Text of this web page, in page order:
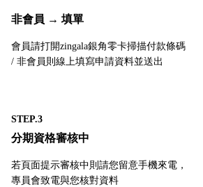
非會員 → 填單
會員請打開zingala銀角零卡掃描付款條碼
/ 非會員則線上填寫申請資料並送出
STEP.3
分期資格審核中
若頁面提示審核中則請您留意手機來電，
專員會致電與您核對資料